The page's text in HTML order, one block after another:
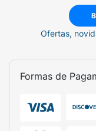
Ofertas,
Formas de